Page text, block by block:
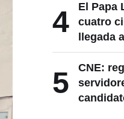
4
El Papa
cuatro
llegada
5
CNE: